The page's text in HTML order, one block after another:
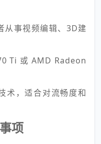
从事视频编辑、3D建
Ti 或 AMD Radeon
术，适合对流畅度和
项